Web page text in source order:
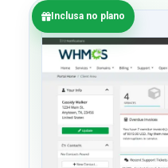
Inclusa no plano